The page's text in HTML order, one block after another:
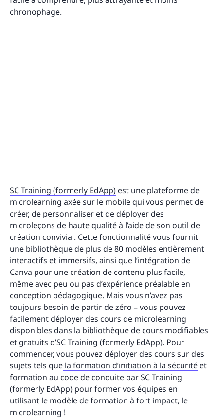
chronophage.
SC Training (formerly EdApp) est une plateforme de
microlearning axée sur le mobile qui vous permet de
créer, de personnaliser et de déployer des
microleçons de haute qualité à l’aide de son outil de
création convivial. Cette fonctionnalité vous fournit
une bibliothèque de plus de 80 modèles entièrement
interactifs et immersifs, ainsi que l’intégration de
Canva pour une création de contenu plus facile,
même avec peu ou pas d’expérience préalable en
conception pédagogique. Mais vous n’avez pas
toujours besoin de partir de zéro – vous pouvez
facilement déployer des cours de microlearning
disponibles dans la bibliothèque de cours modifiables
et gratuits d’SC Training (formerly EdApp). Pour
commencer, vous pouvez déployer des cours sur des
sujets tels que la formation d’initiation à la sécurité et
formation au code de conduite par SC Training
(formerly EdApp) pour former vos équipes en
utilisant le modèle de formation à fort impact, le
microlearning !